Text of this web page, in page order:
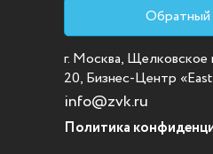
Обратный
г. Москва, Щелковское
20, Бизнес-Центр
info@zvk.ru
Политика